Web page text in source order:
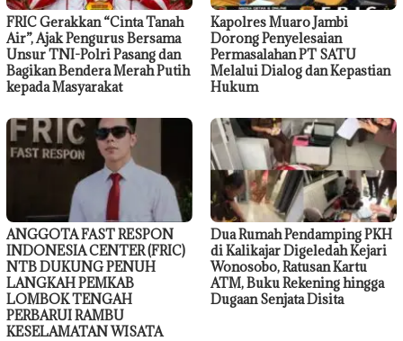
FRIC Gerakkan “Cinta Tanah
Air”, Ajak Pengurus Bersama
Unsur TNI-Polri Pasang dan
Bagikan Bendera Merah Putih
kepada Masyarakat
Kapolres Muaro Jambi
Dorong Penyelesaian
Permasalahan PT SATU
Melalui Dialog dan Kepastian
Hukum
ANGGOTA FAST RESPON
INDONESIA CENTER (FRIC)
NTB DUKUNG PENUH
LANGKAH PEMKAB
LOMBOK TENGAH
PERBARUI RAMBU
KESELAMATAN WISATA
Dua Rumah Pendamping PKH
di Kalikajar Digeledah Kejari
Wonosobo, Ratusan Kartu
ATM, Buku Rekening hingga
Dugaan Senjata Disita